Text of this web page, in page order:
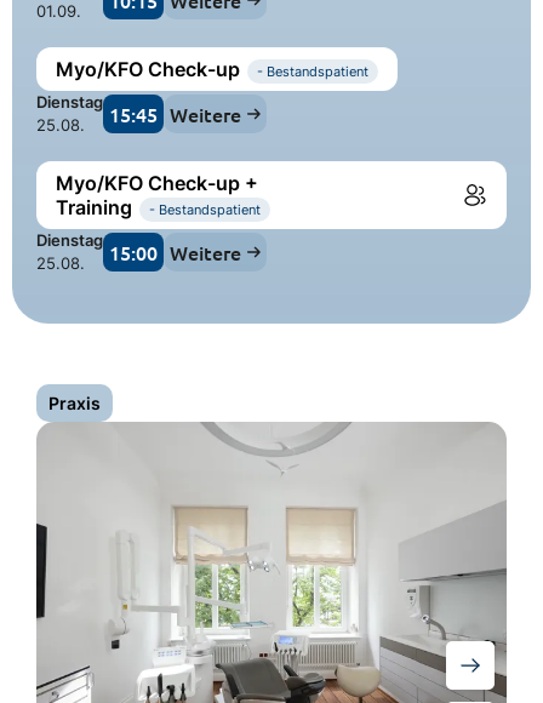
01.09.
Myo/KFO Check-up - Bestandspatient
Dienstag
25.08.
15:45 Weitere
Myo/KFO Check-up +
Training
- Bestandspatient
Dienstag
25.08.
15:00 Weitere
Praxis